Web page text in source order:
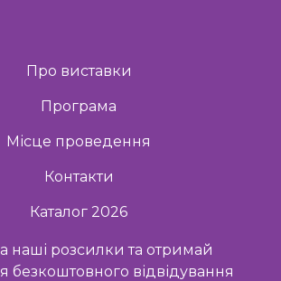
Про виставки
Програма
Місце проведення
Контакти
Каталог 2026
наші розсилки та отримай
безкоштовного відвідування